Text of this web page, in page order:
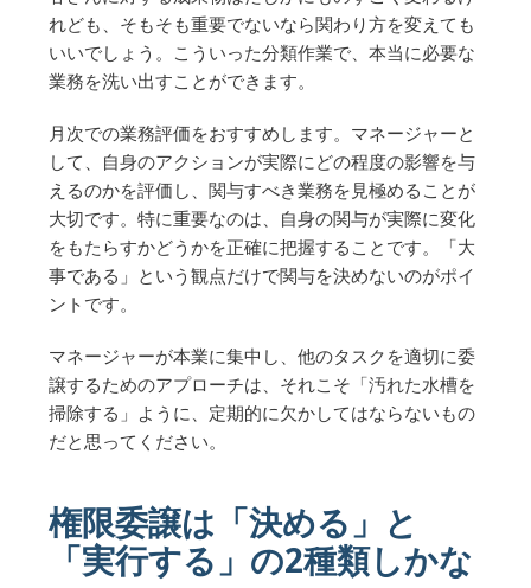
れども、そもそも重要でないなら関わり方を変えても
いいでしょう。こういった分類作業で、本当に必要な
業務を洗い出すことができます。
月次での業務評価をおすすめします。マネージャーと
して、自身のアクションが実際にどの程度の影響を与
えるのかを評価し、関与すべき業務を見極めることが
大切です。特に重要なのは、自身の関与が実際に変化
をもたらすかどうかを正確に把握することです。「大
事である」という観点だけで関与を決めないのがポイ
ントです。
マネージャーが本業に集中し、他のタスクを適切に委
譲するためのアプローチは、それこそ「汚れた水槽を
掃除する」ように、定期的に欠かしてはならないもの
だと思ってください。
権限委譲は「決める」と
「実行する」の2種類しかな